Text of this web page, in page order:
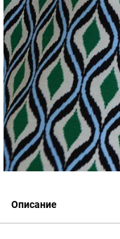
Описание